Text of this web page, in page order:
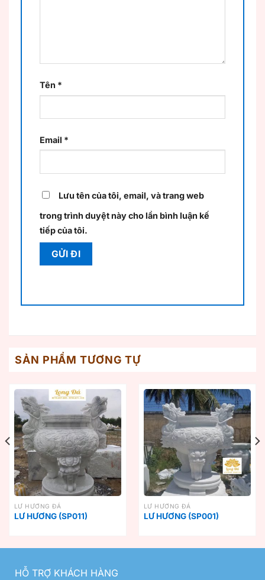
Tên *
Email *
Lưu tên của tôi, email, và trang web
trong trình duyệt này cho lần bình luận kế
tiếp của tôi.
SẢN PHẨM TƯƠNG TỰ
LƯ HƯƠNG ĐÁ
LƯ HƯƠNG (SP011)
LƯ HƯƠNG ĐÁ
LƯ HƯƠNG (SP001)
HỖ TRỢ KHÁCH HÀNG